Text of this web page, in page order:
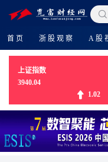

首页 浙股观察 A股
上证指数
3940.04
1.02